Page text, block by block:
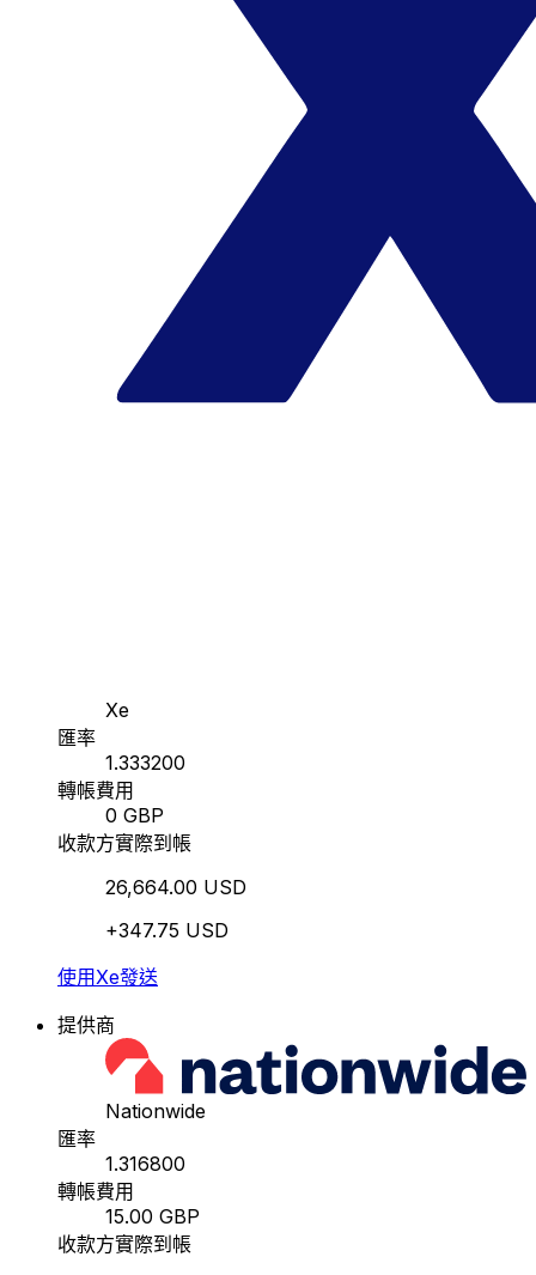
Xe
匯率
1.333200
轉帳費用
0 GBP
收款方實際到帳
26,664.00 USD
+347.75 USD
使用Xe發送
提供商
Nationwide
匯率
1.316800
轉帳費用
15.00 GBP
收款方實際到帳